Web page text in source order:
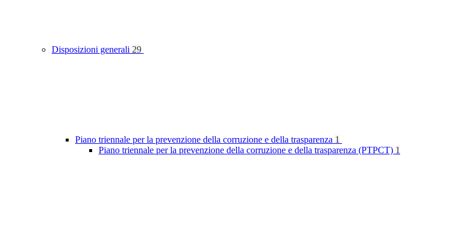
Disposizioni generali 29
Piano triennale per la prevenzione della corruzione e della trasparenza 1
Piano triennale per la prevenzione della corruzione e della trasparenza (PTPCT) 1